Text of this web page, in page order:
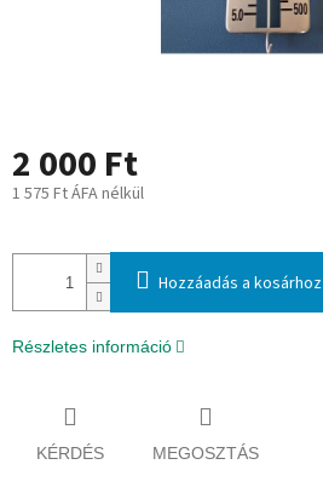
2 000 Ft
1 575 Ft ÁFA nélkül
Hozzáadás a kosárhoz
Részletes információ
KÉRDÉS MEGOSZTÁS